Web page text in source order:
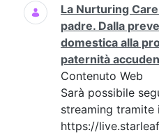
La Nurturing
padre. Dalla
domestica alla
paternità
Contenuto Web
Sarà possibile
streaming tramite
https://